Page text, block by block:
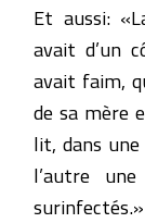
Et aussi:
avait d’un
avait faim,
de sa mère
lit, dans
l’autre
surinfectés.»